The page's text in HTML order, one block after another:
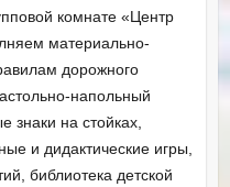
комнате «Центр
материально-
дорожного
напольный
знаки на стойках,
и дидактические игры,
библиотека детской